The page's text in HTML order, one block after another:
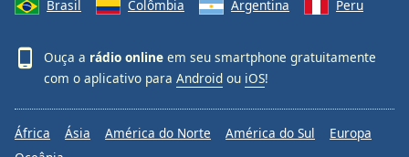
Brasil
Colômbia Argentina Peru
Ouça a rádio online em seu smartphone gratuitamente
com o aplicativo para Android ou iOS!
África Ásia América do Norte América do Sul
Europa